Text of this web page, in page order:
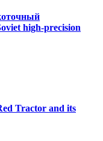
high-precision
Tractor and its